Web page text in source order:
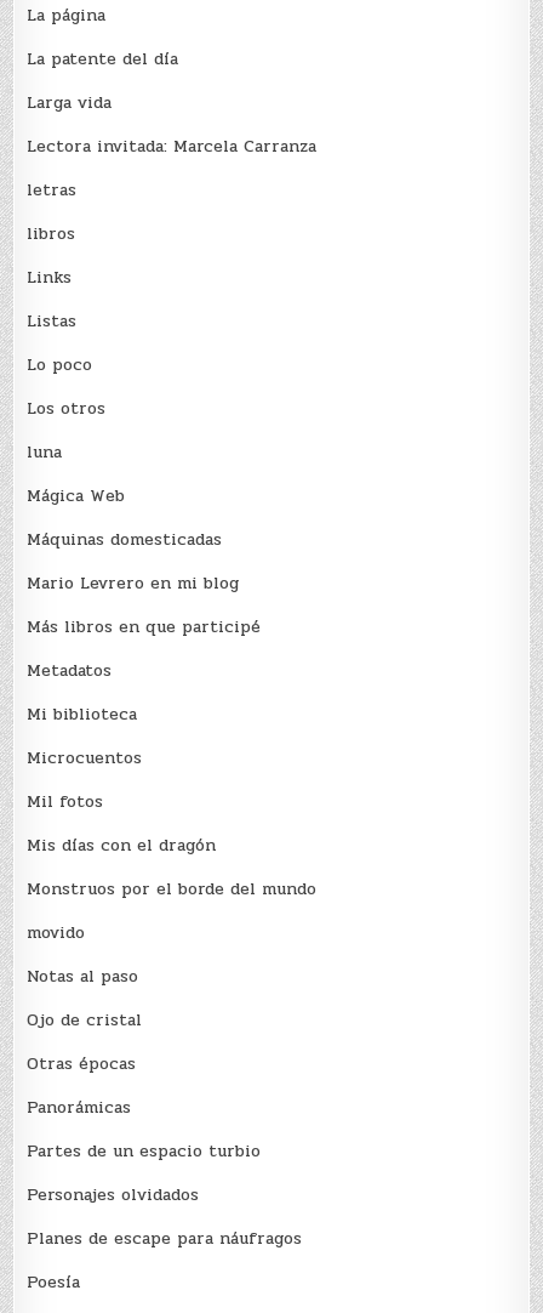
La página
La patente del día
Larga vida
Lectora invitada: Marcela Carranza
letras
libros
Links
Listas
Lo poco
Los otros
luna
Mágica Web
Máquinas domesticadas
Mario Levrero en mi blog
Más libros en que participé
Metadatos
Mi biblioteca
Microcuentos
Mil fotos
Mis días con el dragón
Monstruos por el borde del mundo
movido
Notas al paso
Ojo de cristal
Otras épocas
Panorámicas
Partes de un espacio turbio
Personajes olvidados
Planes de escape para náufragos
Poesía